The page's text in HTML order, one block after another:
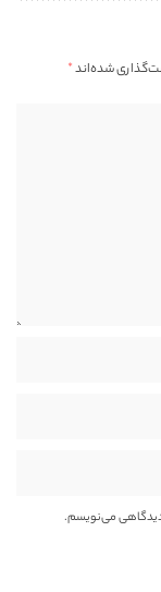
شده‌اند*
دیدگاهی می‌نویسم.